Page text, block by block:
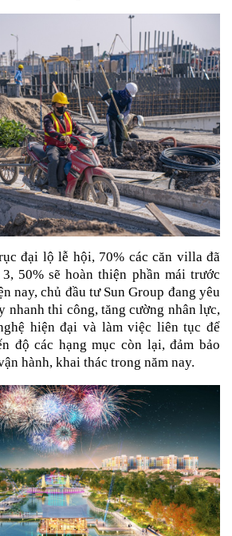
đại lộ lễ hội, 70% các căn villa đã
50% sẽ hoàn thiện phần mái trước
nay, chủ đầu tư Sun Group đang yêu
nhanh thi công, tăng cường nhân lực,
hiện đại và làm việc liên tục để
độ các hạng mục còn lại, đảm bảo
hành, khai thác trong năm nay.